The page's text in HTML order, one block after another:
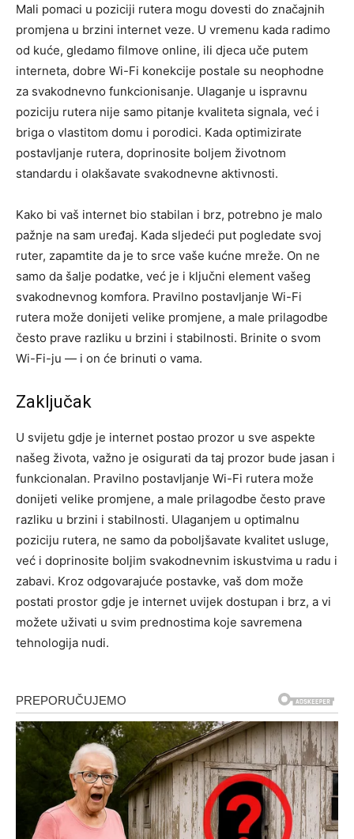
Mali pomaci u poziciji rutera mogu dovesti do značajnih
promjena u brzini internet veze. U vremenu kada radimo
od kuće, gledamo filmove online, ili djeca uče putem
interneta, dobre Wi-Fi konekcije postale su neophodne
za svakodnevno funkcionisanje. Ulaganje u ispravnu
poziciju rutera nije samo pitanje kvaliteta signala, već i
briga o vlastitom domu i porodici. Kada optimizirate
postavljanje rutera, doprinosite boljem životnom
standardu i olakšavate svakodnevne aktivnosti.
Kako bi vaš internet bio stabilan i brz, potrebno je malo
pažnje na sam uređaj. Kada sljedeći put pogledate svoj
ruter, zapamtite da je to srce vaše kućne mreže. On ne
samo da šalje podatke, već je i ključni element vašeg
svakodnevnog komfora. Pravilno postavljanje Wi-Fi
rutera može donijeti velike promjene, a male prilagodbe
često prave razliku u brzini i stabilnosti. Brinite o svom
Wi-Fi-ju — i on će brinuti o vama.
Zaključak
U svijetu gdje je internet postao prozor u sve aspekte
našeg života, važno je osigurati da taj prozor bude jasan i
funkcionalan. Pravilno postavljanje Wi-Fi rutera može
donijeti velike promjene, a male prilagodbe često prave
razliku u brzini i stabilnosti. Ulaganjem u optimalnu
poziciju rutera, ne samo da poboljšavate kvalitet usluge,
već i doprinosite boljim svakodnevnim iskustvima u radu i
zabavi. Kroz odgovarajuće postavke, vaš dom može
postati prostor gdje je internet uvijek dostupan i brz, a vi
možete uživati u svim prednostima koje savremena
tehnologija nudi.